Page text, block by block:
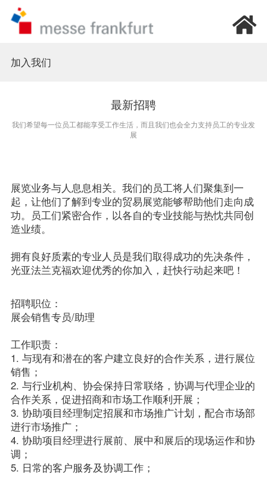
首页
我要参展
加入我们
加入我们
最新招聘
我们希望每一位员工都能享受工作生活，而且我们也会全力支持员工的专业发
展
展览业务与人息息相关。我们的员工将人们聚集到一
起，让他们了解到专业的贸易展览能够帮助他们走向成
功。员工们紧密合作，以各自的专业技能与热忱共同创
造业绩。
拥有良好质素的专业人员是我们取得成功的先决条件，
光亚法兰克福欢迎优秀的你加入，赶快行动起来吧！
招聘职位：
展会销售专员/助理
工作职责：
1. 与现有和潜在的客户建立良好的合作关系，进行展位
销售；
2. 与行业机构、协会保持日常联络，协调与代理企业的
合作关系，促进招商和市场工作顺利开展；
3. 协助项目经理制定招展和市场推广计划，配合市场部
进行市场推广；
4. 协助项目经理进行展前、展中和展后的现场运作和协
调；
5. 日常的客户服务及协调工作；